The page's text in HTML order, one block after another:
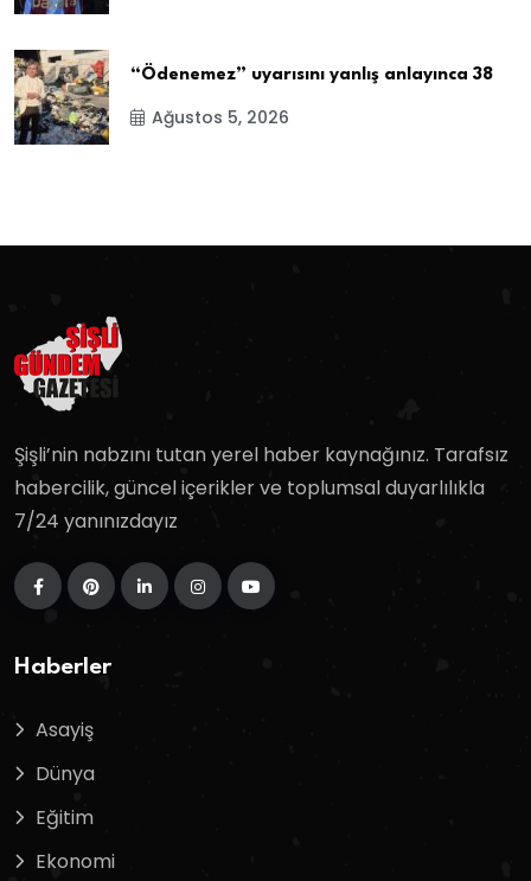
“Ödenemez” uyarısını yanlış anlayınca 38
Ağustos 5, 2026
Şişli’nin nabzını tutan yerel haber kaynağınız. Tarafsız
habercilik, güncel içerikler ve toplumsal duyarlılıkla
7/24 yanınızdayız
Haberler
Asayiş
Dünya
Eğitim
Ekonomi